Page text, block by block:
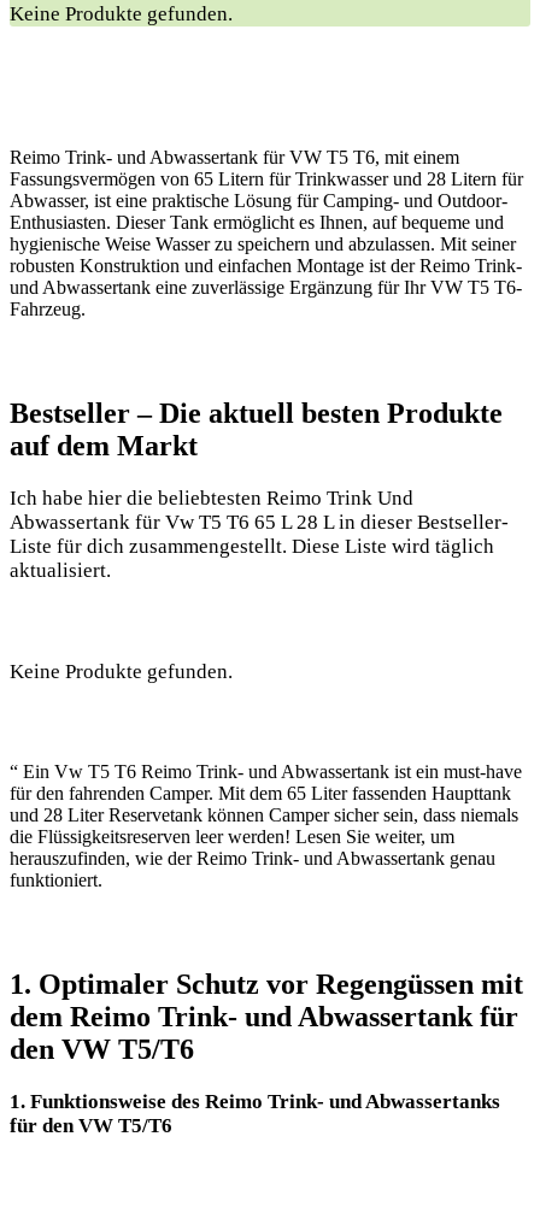
Keine Produkte gefunden.
Reimo Trink- und Abwassertank für VW T5 T6, mit einem
Fassungsvermögen von 65 Litern für Trinkwasser und 28 Litern für
Abwasser, ist eine praktische Lösung für Camping- und Outdoor-
Enthusiasten. Dieser Tank ermöglicht es Ihnen, auf bequeme und
hygienische Weise Wasser zu speichern und abzulassen. Mit seiner
robusten Konstruktion und einfachen Montage ist der Reimo Trink-
und Abwassertank eine zuverlässige Ergänzung für Ihr VW T5 T6-
Fahrzeug.
Bestseller – Die aktuell besten Produkte
auf dem Markt
Ich habe hier die beliebtesten Reimo Trink Und
Abwassertank für Vw T5 T6 65 L 28 L in dieser Bestseller-
Liste für dich zusammengestellt. Diese Liste wird täglich
aktualisiert.
Keine Produkte gefunden.
“ Ein Vw T5 T6 Reimo Trink- und Abwassertank ist ein must-have
für den fahrenden Camper. Mit dem 65 Liter fassenden Haupttank
und 28 Liter Reservetank können Camper sicher sein, dass niemals
die Flüssigkeitsreserven leer werden! Lesen Sie weiter, um
herauszufinden, wie der Reimo Trink- und Abwassertank genau
funktioniert.
1. Optimaler Schutz vor Regengüssen mit
dem Reimo Trink- und Abwassertank für
den VW T5/T6
1. Funktionsweise des Reimo Trink- und Abwassertanks
für den VW T5/T6